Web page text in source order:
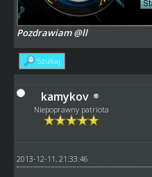
Pozdrawiam @ll
Szukaj
kamykov
Niepoprawny patriota
2013-12-11, 21:33:46